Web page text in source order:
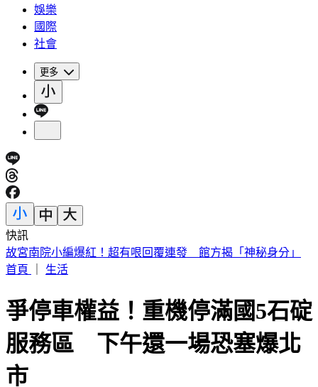
娛樂
國際
社會
更多
快訊
外傳石崇良辭衛福部長？政院回應了：無相關討論
首頁
生活
爭停車權益！重機停滿國5石碇
服務區 下午還一場恐塞爆北
市